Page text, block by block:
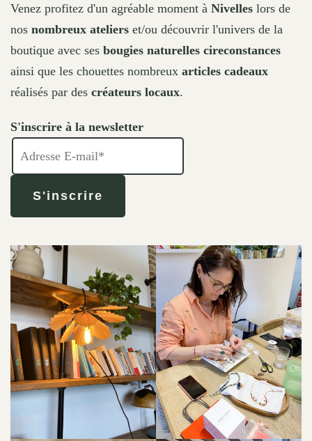
Venez profitez d'un agréable moment à Nivelles lors de
nos nombreux ateliers et/ou découvrir l'univers de la
boutique avec ses bougies naturelles cireconstances
ainsi que les chouettes nombreux articles cadeaux
réalisés par des créateurs locaux.
S'inscrire à la newsletter